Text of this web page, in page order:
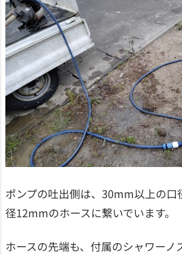
ポンプの吐出側は、30mm以上の口
径12mmのホースに繋いでいます。
ホースの先端も、付属のシャワーノ